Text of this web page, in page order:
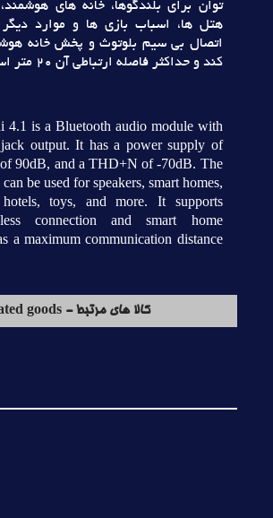
توان براي بلندگوها، خانه هاي
هتل ها، اسباب بازي ها و موارد ديگر
اتصال بي سيم بلوتوث و پخش خانه
کند و حداکثر فاصله ارتباطي آن 20 متر است.
4.1 is a Bluetooth audio module with
output. It has a power supply of
90dB, and a THD+N of -70dB. The
be used for speakers, smart homes,
toys, and more. It supports
connection and smart home
a maximum communication distance
کالا های مرتبط - Related goods